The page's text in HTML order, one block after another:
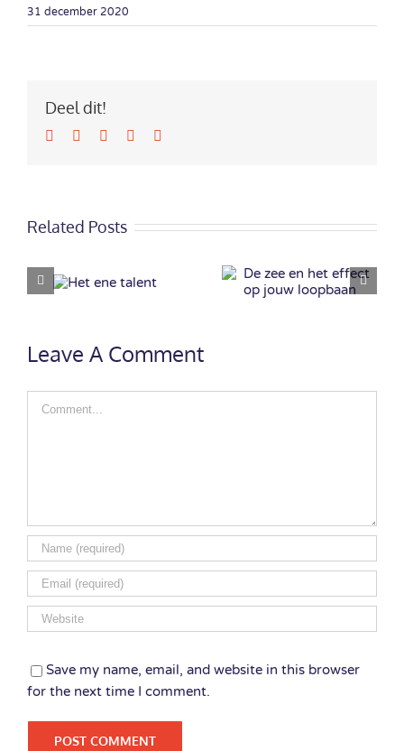
31 december 2020
Deel dit!
Facebook
TwitterLinkedInGoogle+
Related Posts
De zee en het
Veranderen?
Alleen als we
Leave A Comment
Comment
Save my name, email, and website in this browser
for the next time I comment.